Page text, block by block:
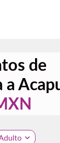
de
a
expand_more